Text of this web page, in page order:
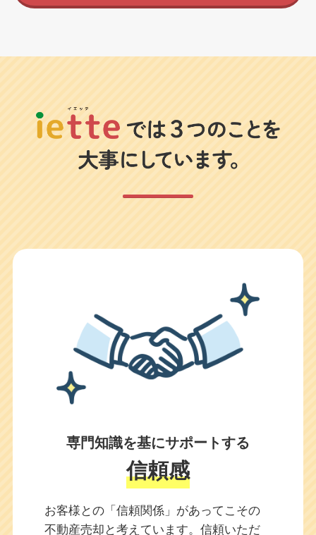
専門知識を基にサポートする
信頼感
お客様との「信頼関係」があってこその
不動産売却と考えています。信頼いただ